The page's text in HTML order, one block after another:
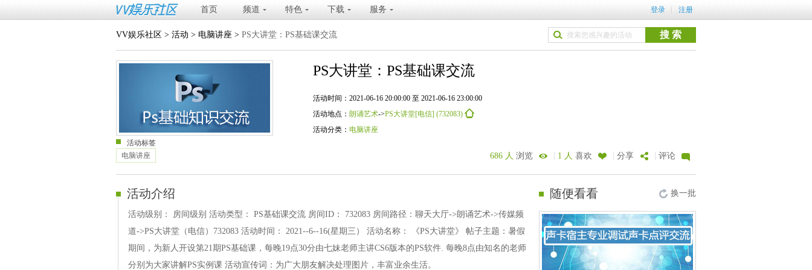
首页 频道 特色 下载 服务 登录 注册
VV娱乐社区 > 活动 > 电脑讲座 > PS大讲堂：PS基础课交流
PS大讲堂：PS基础课交流
活动时间：2021-06-16 20:00:00 至 2021-06-16 23:00:00
活动地点： 朗诵艺术->PS大讲堂[电信] (732083)
活动分类： 电脑讲座
活动标签
电脑讲座
686 人 浏览 | 1 人 喜欢 | 分享 | 评论
活动介绍
活动级别： 房间级别 活动类型： PS基础课交流 房间ID： 732083 房间路径：聊天大厅->朗诵艺术->传媒频
道->PS大讲堂（电信）732083 活动时间： 2021--6--16(星期三） 活动名称： 《PS大讲堂》 帖子主题：暑假
期间，为新人开设第21期PS基础课，每晚19点30分由七妹老师主讲CS6版本的PS软件. 每晚8点由知名的老师
分别为大家讲解PS实例课 活动宣传词：为广大朋友解决处理图片，丰富业余生活。
随便看看 换一批